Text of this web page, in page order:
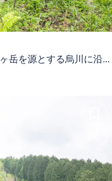
岳を源とする烏川に沿...